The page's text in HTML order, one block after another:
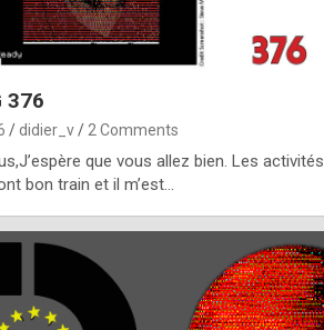
376
didier_v 2 Comments
que vous allez bien. Les activités
bon train et il m’est…